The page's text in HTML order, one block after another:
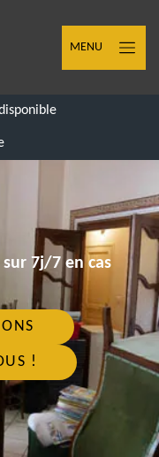
MENU
7j/7 en cas
!